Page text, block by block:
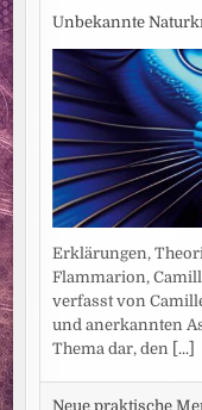
Unbekannte
Erklärungen,
Flammarion,
verfasst von
und anerkannten
Thema dar, den [...]
Neue praktische